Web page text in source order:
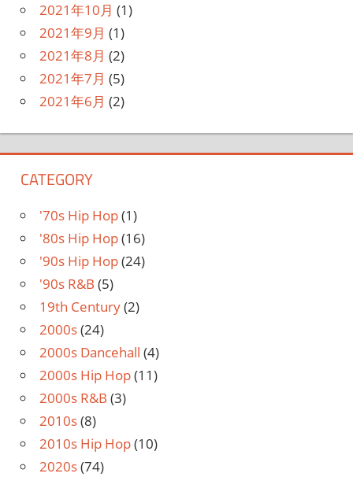
2021年10月 (1)
2021年9月 (1)
2021年8月 (2)
2021年7月 (5)
2021年6月 (2)
CATEGORY
'70s Hip Hop(1)
'80s Hip Hop(16)
'90s Hip Hop(24)
'90s R&B (5)
19th Century(2)
2000s(24)
2000s Dancehall (4)
2000s Hip Hop(11)
2000s R&B (3)
2010s(8)
2010s Hip Hop(10)
2020s(74)